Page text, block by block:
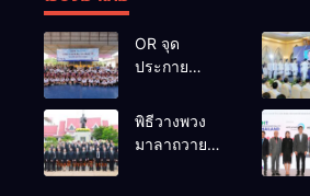
OR จุด
ประกาย
เยาวชน ผ่าน
พิธีวางพวง
มาลาถวาย